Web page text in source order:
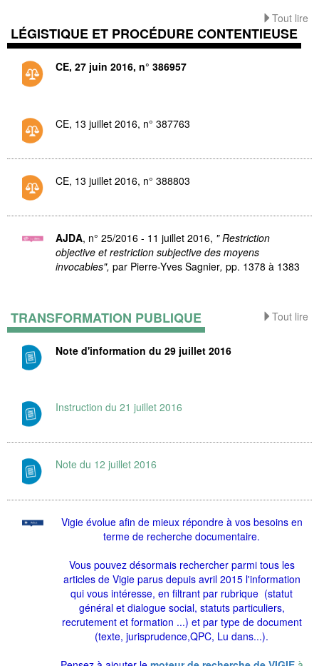
Tout lire
LÉGISTIQUE ET PROCÉDURE CONTENTIEUSE
CE, 27 juin 2016, n° 386957
CE, 13 juillet 2016, n° 387763
CE, 13 juillet 2016, n° 388803
AJDA, n° 25/2016 - 11 juillet 2016, " Restriction
objective et restriction subjective des moyens
invocables", par Pierre-Yves Sagnier, pp. 1378 à 1383
Tout lire
TRANSFORMATION PUBLIQUE
Note d'information du 29 juillet 2016
Instruction du 21 juillet 2016
Note du 12 juillet 2016
Vigie évolue afin de mieux répondre à vos besoins en
terme de recherche documentaire.
Vous pouvez désormais rechercher parmi tous les
articles de Vigie parus depuis avril 2015 l'information
qui vous intéresse, en filtrant par rubrique (statut
général et dialogue social, statuts particuliers,
recrutement et formation ...) et par type de document
(texte, jurisprudence,QPC, Lu dans...).